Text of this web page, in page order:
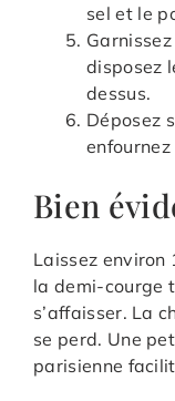
sel et le
disposez
dessus.
Déposez
Bien
Laissez environ
la demi-courge
s’affaisser. La
se perd. Une
parisienne